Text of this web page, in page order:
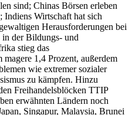
sind; Chinas Börsen erleben
Indiens Wirtschaft hat sich
Herausforderungen bei
der Bildungs- und
stieg das
1,4 Prozent, außerdem
wie extremer sozialer
zu kämpfen. Hinzu
Freihandelsblöcken TTIP
erwähnten Ländern noch
Singapur, Malaysia, Brunei